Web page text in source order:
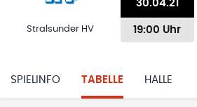
Stralsunder HV
30.04.21
19:00 Uhr
SPIELINFO TABELLE HALLE